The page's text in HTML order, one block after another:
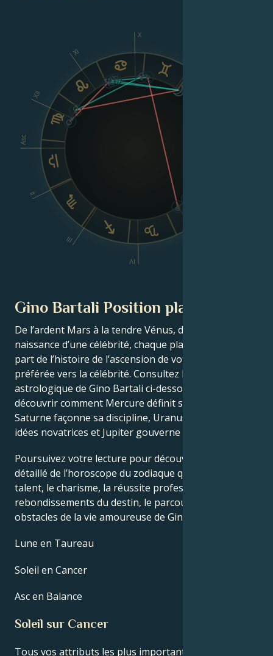
Asc
II
III
IV
X
XI
XII
Gino Bartali Position planétaire
De l’ardent Mars à la tendre Vénus, dans ce thème de
naissance d’une célébrité, chaque planète raconte sa
part de l’histoire de l’ascension de votre star
préférée vers la célébrité. Consultez le thème
astrologique de Gino Bartali ci-dessous pour
découvrir comment Mercure définit son intellect,
Saturne façonne sa discipline, Uranus stimule ses
idées novatrices et Jupiter gouverne sa chance.
Poursuivez votre lecture pour découvrir le profil
détaillé de l’horoscope du zodiaque qui explique le
talent, le charisme, la réussite professionnelle, les
rebondissements du destin, le parcours de vie et les
obstacles de la vie amoureuse de Gino Bartali.
Lune en Taureau
Soleil en Cancer
Asc en Balance
Soleil sur Cancer
Tous vos attributs les plus importants, y compris vos